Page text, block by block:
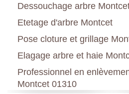
Dessouchage arbre
Etetage d'arbre Montcet
Pose cloture et grillage
Elagage arbre et haie
Professionnel en
Montcet 01310